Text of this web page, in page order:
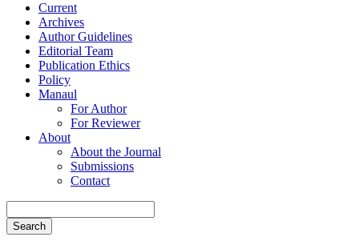
Current
Archives
Author Guidelines
Editorial Team
Publication Ethics
Policy
Manaul
For Author
For Reviewer
About
About the Journal
Submissions
Contact
Search